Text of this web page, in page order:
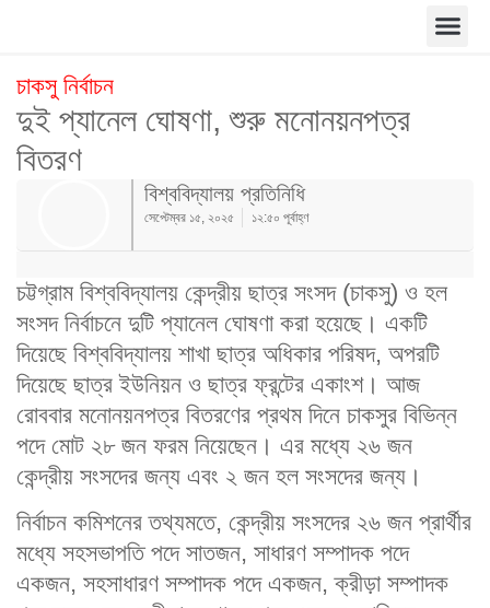
চাকসু নির্বাচন
দুই প্যানেল ঘোষণা, শুরু মনোনয়নপত্র
বিতরণ
বিশ্ববিদ্যালয় প্রতিনিধি
সেপ্টেম্বর ১৫, ২০২৫ ১২:৫০ পূর্বাহ্ণ
চট্টগ্রাম বিশ্ববিদ্যালয় কেন্দ্রীয় ছাত্র সংসদ (চাকসু) ও হল
সংসদ নির্বাচনে দুটি প্যানেল ঘোষণা করা হয়েছে। একটি
দিয়েছে বিশ্ববিদ্যালয় শাখা ছাত্র অধিকার পরিষদ, অপরটি
দিয়েছে ছাত্র ইউনিয়ন ও ছাত্র ফ্রন্টের একাংশ। আজ
রোববার মনোনয়নপত্র বিতরণের প্রথম দিনে চাকসুর বিভিন্ন
পদে মোট ২৮ জন ফরম নিয়েছেন। এর মধ্যে ২৬ জন
কেন্দ্রীয় সংসদের জন্য এবং ২ জন হল সংসদের জন্য।
নির্বাচন কমিশনের তথ্যমতে, কেন্দ্রীয় সংসদের ২৬ জন প্রার্থীর
মধ্যে সহসভাপতি পদে সাতজন, সাধারণ সম্পাদক পদে
একজন, সহসাধারণ সম্পাদক পদে একজন, ক্রীড়া সম্পাদক